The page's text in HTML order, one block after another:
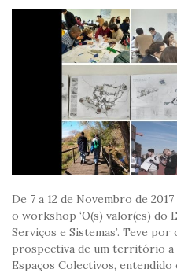
De 7 a 12 de Novembro de
o workshop ‘O(s) valor(es) do
Serviços e Sistemas’. Teve
prospectiva de um território a
Espaços Colectivos,